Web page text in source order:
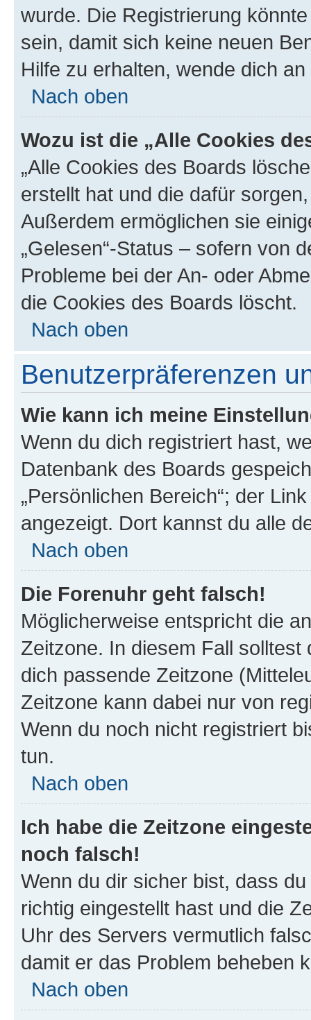
wurde. Die Registrierung
sein, damit sich keine neuen
Hilfe zu erhalten, wende dich
Nach oben
Wozu ist die „Alle Cookies
„Alle Cookies des Boards
erstellt hat und die dafür
Außerdem ermöglichen sie
„Gelesen“-Status – sofern von
Probleme bei der An- oder
die Cookies des Boards löscht.
Nach oben
Benutzerpräferenzen
Wie kann ich meine
Wenn du dich registriert hast,
Datenbank des Boards
„Persönlichen Bereich“; der
angezeigt. Dort kannst du alle
Nach oben
Die Forenuhr geht falsch!
Möglicherweise entspricht die
Zeitzone. In diesem Fall solltest
dich passende Zeitzone
Zeitzone kann dabei nur von
Wenn du noch nicht registriert
tun.
Nach oben
Ich habe die Zeitzone
noch falsch!
Wenn du dir sicher bist, dass
richtig eingestellt hast und die
Uhr des Servers vermutlich
damit er das Problem beheben
Nach oben